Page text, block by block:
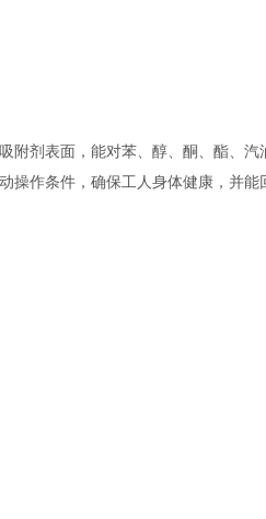
剂表面，能对苯、醇、酮、酯、汽
操作条件，确保工人身体健康，并